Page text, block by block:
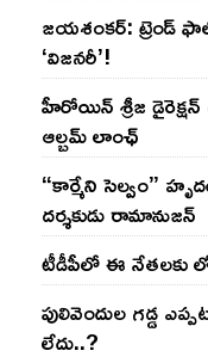
జయశంకర్: ట్రెండ్‌
‘విజనరీ’!
హీరోయిన్ శ్రీజ
ఆల్బమ్ లాంఛ్
“కార్మేని సెల్వం”
దర్శకుడు రామానుజన్
టీడీపీలో ఈ నేత‌ల‌కు
పులివెందుల గ‌డ్డ
లేదు..?